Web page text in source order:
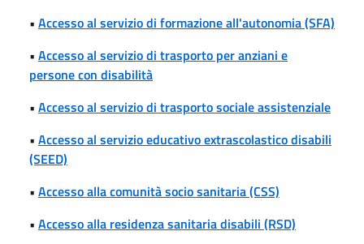
• Accesso al servizio di formazione all'autonomia (SFA)
• Accesso al servizio di trasporto per anziani e
persone con disabilità
• Accesso al servizio di trasporto sociale assistenziale
• Accesso al servizio educativo extrascolastico disabili
(SEED)
• Accesso alla comunità socio sanitaria (CSS)
• Accesso alla residenza sanitaria disabili (RSD)